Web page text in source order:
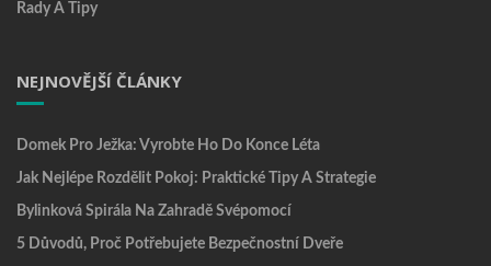
Rady A Tipy
NEJNOVĚJŠÍ ČLÁNKY
Domek Pro Ježka: Vyrobte Ho Do Konce Léta
Jak Nejlépe Rozdělit Pokoj: Praktické Tipy A Strategie
Bylinková Spirála Na Zahradě Svépomocí
5 Důvodů, Proč Potřebujete Bezpečnostní Dveře